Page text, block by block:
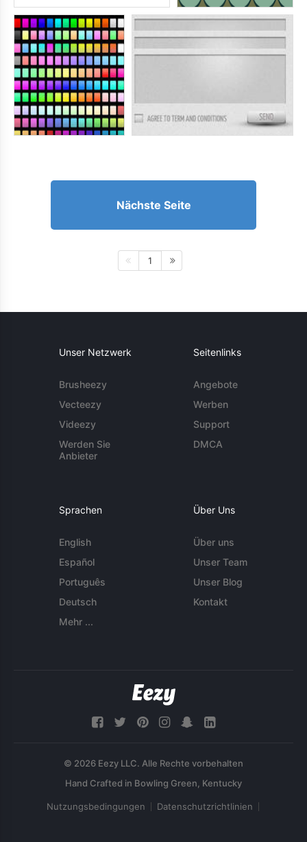
Nächste Seite
1
Unser Netzwerk
Brusheezy
Vecteezy
Videezy
Werden Sie
Anbieter
Seitenlinks
Angebote
Werben
Support
DMCA
Sprachen
English
Español
Português
Deutsch
Mehr ...
Über Uns
Über uns
Unser Team
Unser Blog
Kontakt
© 2026 Eezy LLC. Alle Rechte vorbehalten
Nutzungsbedingungen Datenschutzrichtlinien